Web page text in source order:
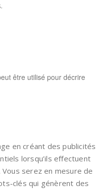
être utilisé pour décrire
en créant des publicités
lorsqu’ils effectuent
serez en mesure de
clés qui génèrent des